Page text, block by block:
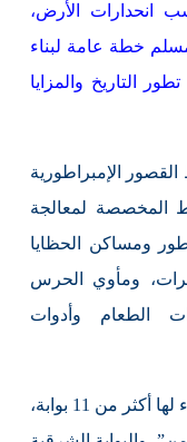
انحدارات الأرض،
خطة عامة لبناء
التاريخ والمزايا
الإمبراطورية
المخصصة لمعالجة
ومساكن الحظايا
ومأوي الحرس
الطعام وأدوات
وبلغ محيط المدينة أكثر من 4.5 كم، أنشىء لها أكثر من 11 بوابة،